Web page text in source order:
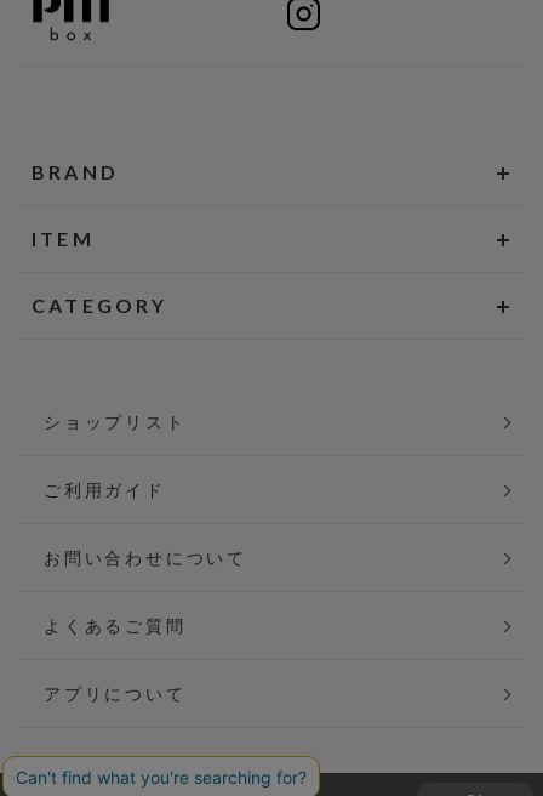
BRAND
ITEM
CATEGORY
ショップリスト
ご利用ガイド
お問い合わせについて
よくあるご質問
アプリについて